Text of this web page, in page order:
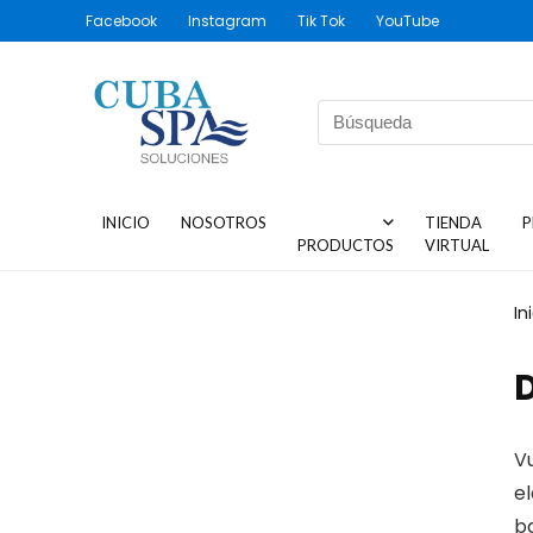
Facebook Instagram Tik Tok YouTube
INICIO
NOSOTROS
PRODUCTOS
TIENDA
VIRTUAL